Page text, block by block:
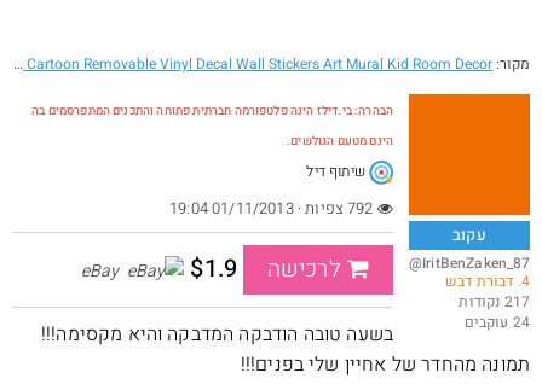
ביחד בשבילך: מילון בבילון AI + מחשבון Casio
₪315.0
3· 6· 308
מקור: - Colorful Cartoon Removable Vinyl Decal Wall Stickers Art Mural Kid Room Decor
עקוב
4. דבורת דבש
217 נקודות
24 עוקבים
הבהרה: בי.דילז הינה פלטפורמה חברתית פתוחה והתכנים המתפרסמים בה
הינם מטעם הגולשים.
שיתוף דיל
לרכישה $1.9
eBay
בשעה טובה הודבקה המדבקה והיא מקסימה!!!
תמונה מהחדר של אחיין שלי בפנים!!!